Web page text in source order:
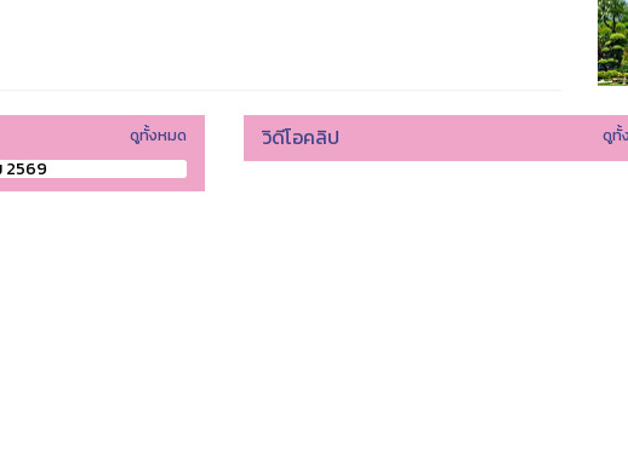
ดูทั้งหมด
2569
วิดีโอคลิป ดูทั้